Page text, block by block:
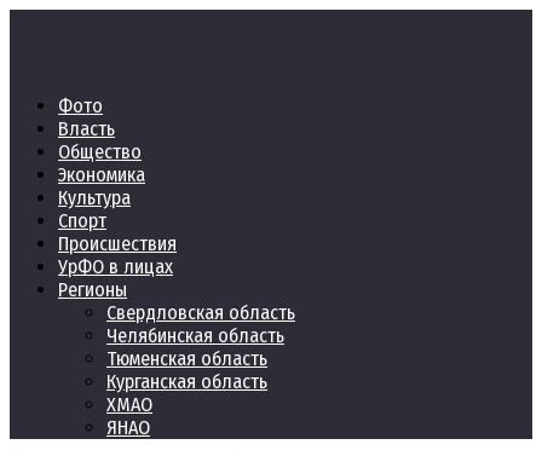
Фото
Власть
Общество
Экономика
Культура
Спорт
Происшествия
УрФО в лицах
Регионы
Свердловская область
Челябинская область
Тюменская область
Курганская область
ХМАО
ЯНАО